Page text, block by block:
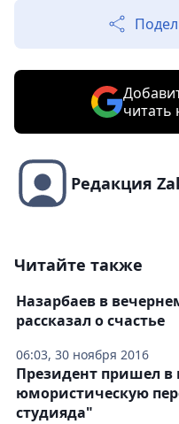
читать
Редакция
Читайте также
06:03, 30 ноября 2016
Назарбаев в
рассказал о счастье
Президент пришел в
юмористическую
студияда"